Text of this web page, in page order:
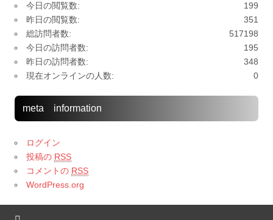
199
今日の閲覧数:
351
昨日の閲覧数:
517198
総訪問者数:
195
今日の訪問者数:
348
昨日の訪問者数:
0
現在オンラインの人数:
meta information
ログイン
投稿の RSS
コメントの RSS
WordPress.org